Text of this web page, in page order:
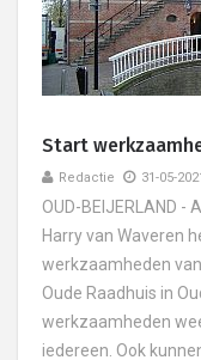
Start
Redactie 31-05-
OUD-BEIJERLAND
Harry van Waveren
werkzaamheden
Oude Raadhuis in
werkzaamheden
iedereen. Ook